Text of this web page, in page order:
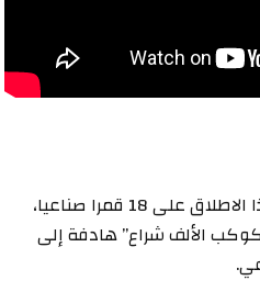
احتوت المرحلة الأولى من هذا الاطلاق على 18 قمرا صناعيا،
الألف شراع” هادفة إلى